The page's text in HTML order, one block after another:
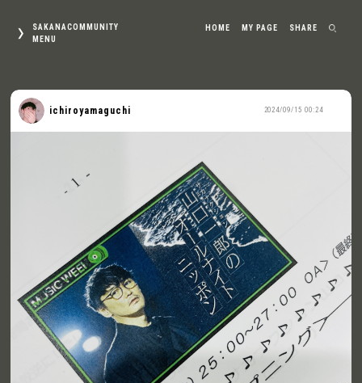
SAKANACOMMUNITY
MENU
HOME MY PAGE SHARE
2024/09/15 00:24
ichiroyamaguchi